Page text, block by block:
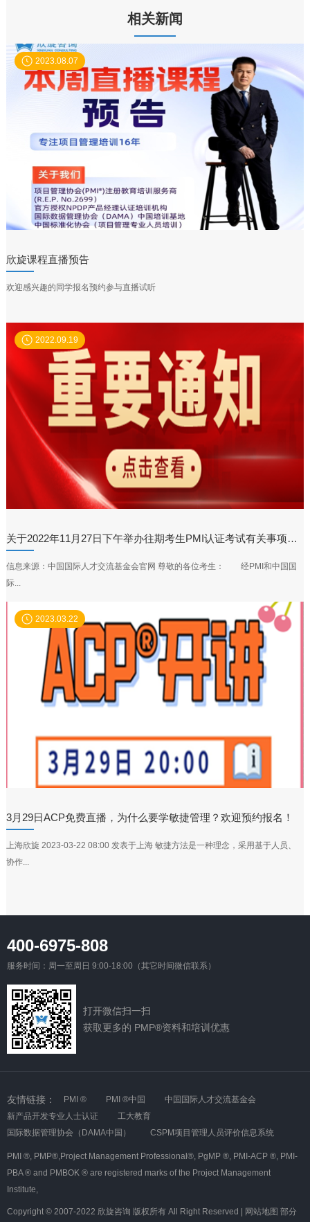
相关新闻
2023.08.07
欣旋课程直播预告
2022.09.19
关于2022年11月27日下午举办往期考生PMI认证考试有关事项的通知
信息来源：中国国际人才交流基金会官网 尊敬的各位考生： 经PMI和中国国
际...
2023.03.22
3月29日ACP免费直播，为什么要学敏捷管理？欢迎预约报名！
上海欣旋 2023-03-22 08:00 发表于上海 敏捷方法是一种理念，采用基于人员、
协作...
400-6975-808
服务时间：周一至周日 9:00-18:00（其它时间微信联系）
打开微信扫一扫
获取更多的 PMP®资料和培训优惠
友情链接： PMI ® PMI ®中国
中国国际人才交流基金会
新产品开发专业人士认证
工大教育
国际数据管理协会（DAMA中国）
CSPM项目管理人员评价信息系统
PMI ®, PMP®,Project Management Professional®, PgMP ®, PMI-ACP ®, PMI-
PBA ® and PMBOK ® are registered marks of the Project Management
Institute,
Copyright © 2007-2022 欣旋咨询 版权所有 All Right Reserved | 网站地图 部分